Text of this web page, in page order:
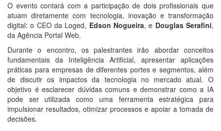
O evento contará com a participação de dois profissionais que
atuam diretamente com tecnologia, inovação e transformação
digital: o CEO da Loged, Edson Nogueira, e Douglas Serafini,
da Agência Portal Web.
Durante o encontro, os palestrantes irão abordar conceitos
fundamentais da Inteligência Artificial, apresentar aplicações
práticas para empresas de diferentes portes e segmentos, além
de discutir os impactos da tecnologia no mercado atual. O
objetivo é esclarecer dúvidas comuns e demonstrar como a IA
pode ser utilizada como uma ferramenta estratégica para
impulsionar resultados, otimizar processos e apoiar a tomada de
decisões.